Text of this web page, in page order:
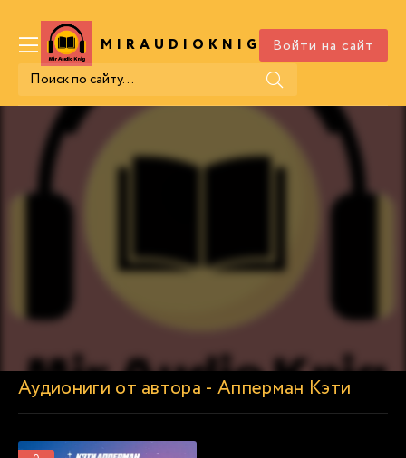
MIRAUDIOKNIG .COM
Войти на сайт
Аудиониги от автора - Апперман Кэти